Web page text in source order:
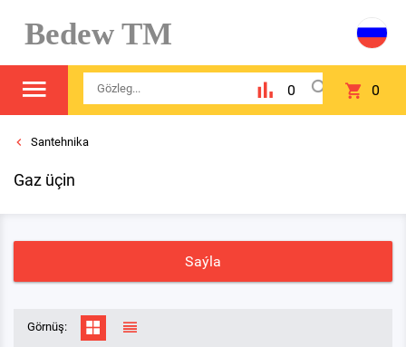
Bedew TM
0 0
Santehnika
Gaz üçin
Saýla
Görnüş: